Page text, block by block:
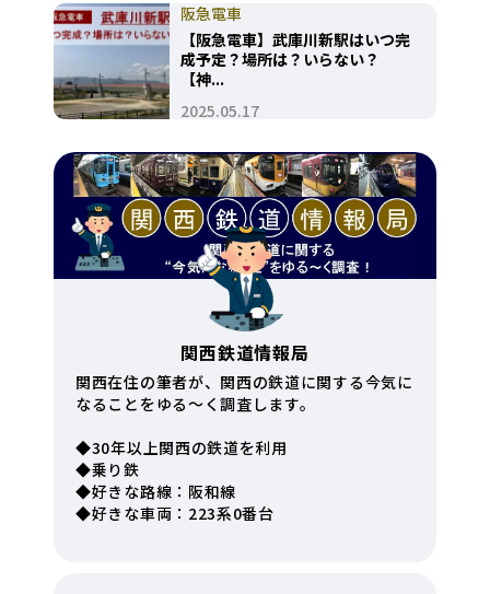
阪急電車
【阪急電車】武庫川新駅はいつ完
成予定？場所は？いらない？
【神...
2025.05.17
関西鉄道情報局
関西在住の筆者が、関西の鉄道に関する今気に
なることをゆる～く調査します。
◆30年以上関西の鉄道を利用
◆乗り鉄
◆好きな路線：阪和線
◆好きな車両：223系0番台